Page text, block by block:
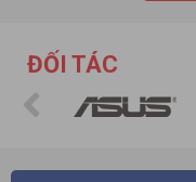
ĐỐI TÁC